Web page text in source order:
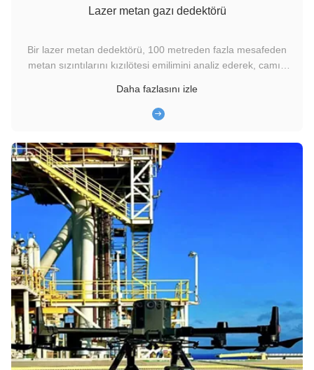
Lazer metan gazı dedektörü
Bir lazer metan dedektörü, 100 metreden fazla mesafeden
metan sızıntılarını kızılötesi emilimini analiz ederek, camın
Absorpsiyon Spektroskopisi (TDLAS) kullanan, elde taşınabilir
veya monte edilebilen, temassız bir cihazdır. Laser Methane
Daha fazlasını izle